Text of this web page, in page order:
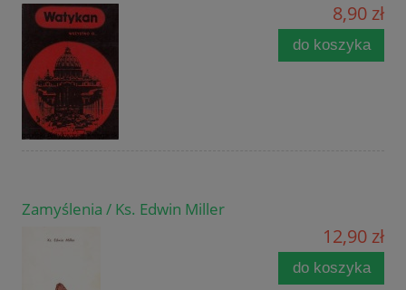
8,90 zł
do koszyka
Zamyślenia / Ks. Edwin Miller
12,90 zł
do koszyka